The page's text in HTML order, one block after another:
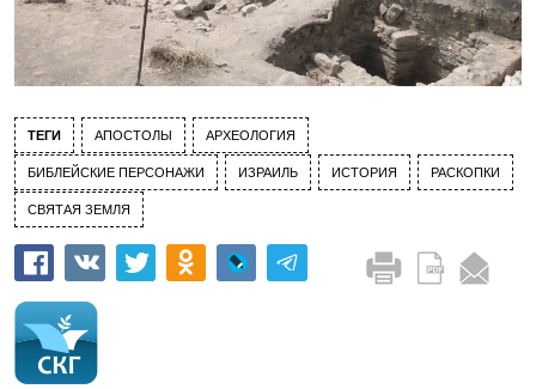
ТЕГИ АПОСТОЛЫ АРХЕОЛОГИЯ
БИБЛЕЙСКИЕ ПЕРСОНАЖИ ИЗРАИЛЬ ИСТОРИЯ РАСКОПКИ
СВЯТАЯ ЗЕМЛЯ